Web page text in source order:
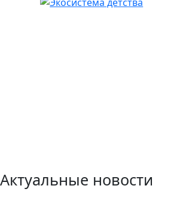
Актуальные новости